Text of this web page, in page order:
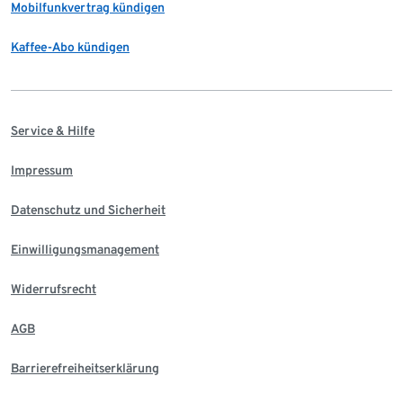
Mobilfunkvertrag kündigen
Kaffee-Abo kündigen
Service & Hilfe
Impressum
Datenschutz und Sicherheit
Einwilligungsmanagement
Widerrufsrecht
AGB
Barrierefreiheitserklärung